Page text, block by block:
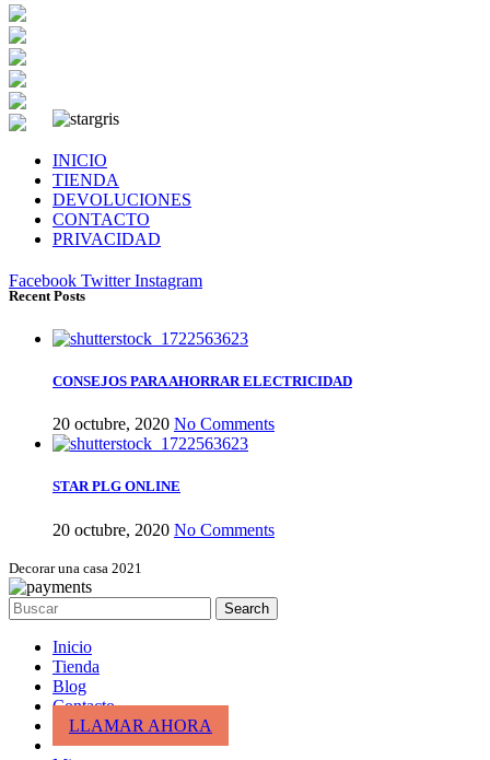
INICIO
TIENDA
DEVOLUCIONES
CONTACTO
PRIVACIDAD
Facebook Twitter Instagram
Recent Posts
CONSEJOS PARA AHORRAR ELECTRICIDAD
20 octubre, 2020 No Comments
STAR PLG ONLINE
20 octubre, 2020 No Comments
Decorar una casa 2021
Search
Inicio
Tienda
Blog
Contacto
LLAMAR AHORA